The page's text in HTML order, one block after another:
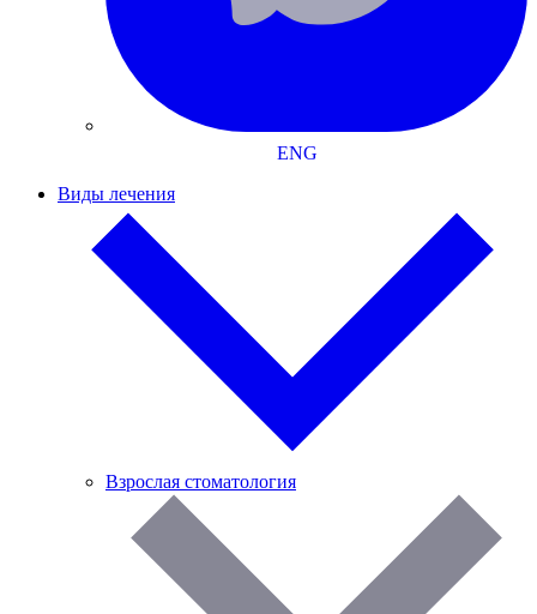
ENG
Виды лечения
Взрослая стоматология